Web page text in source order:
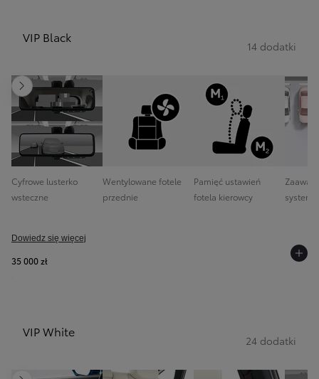
VIP Black
14 dodatki
Następny
Cyfrowe lusterko
wsteczne
Wentylowane fotele
przednie
Pamięć ustawień
fotela kierowcy
system
Dowiedz się więcej
35 000 zł
VIP White
24 dodatki